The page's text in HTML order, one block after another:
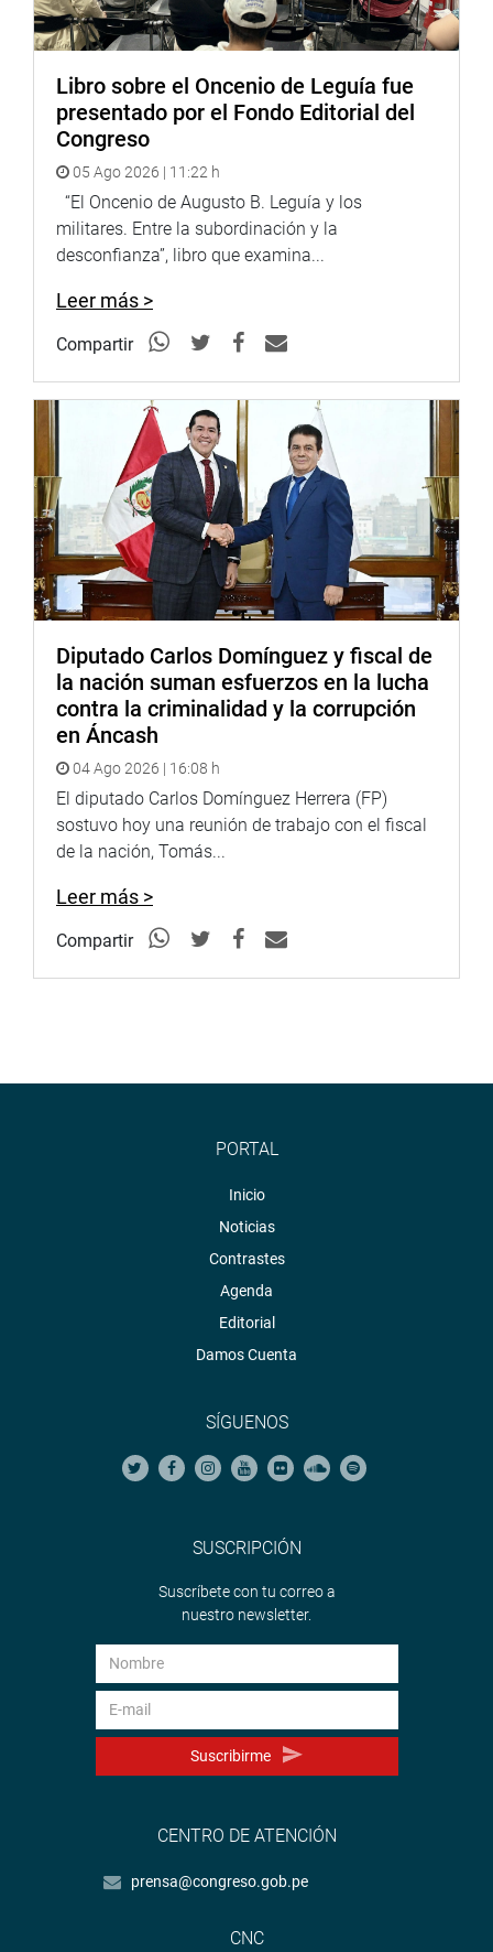
Alva. Asimismo, el poeta César Vallejo inició en 1915 su
labor docente en el Colegio San Juan.
Esimismo, agregó que esta norma busca reconocer el rol
que la comunidad educativa del Colegio San Juan
desempeñó en la defensa de la patria durante la Guerra
del Pacífico, siendo fundamental para la defensa de
La aprobación del Proyecto de Ley N.° 10914 representa
un reconocimiento a la permanente contribución del
construcción de la identidad cultural de La Libertad y del
Perú.
DESPACHO CONGRESISTA HÉCTOR ACUÑA
Libro sobre el Oncenio de Leguía fue
presentado por el Fondo Editorial del
Congreso
05 Ago 2026 | 11:22 h
“El Oncenio de Augusto B. Leguía y los
militares. Entre la subordinación y la
desconfianza”, libro que examina...
Leer más >
Compartir
Diputado Carlos Domínguez y fiscal de
la nación suman esfuerzos en la lucha
contra la criminalidad y la corrupción
en Áncash
04 Ago 2026 | 16:08 h
El diputado Carlos Domínguez Herrera (FP)
sostuvo hoy una reunión de trabajo con el fiscal
de la nación, Tomás...
Leer más >
Compartir
PORTAL
Inicio
Noticias
Contrastes
Agenda
Editorial
Damos Cuenta
SÍGUENOS
SUSCRIPCIÓN
Suscríbete con tu correo a
nuestro newsletter.
Suscribirme
CENTRO DE ATENCIÓN
prensa@congreso.gob.pe
CNC